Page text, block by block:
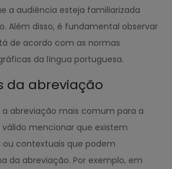
a audiência esteja familiarizada
Além disso, é fundamental observar
de acordo com as normas
da língua portuguesa.
da abreviação
a abreviação mais comum para a
válido mencionar que existem
ou contextuais que podem
da abreviação. Por exemplo, em